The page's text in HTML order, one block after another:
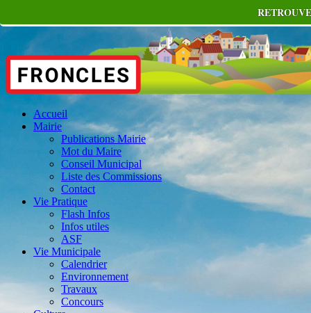
Accueil
Mairie
Publications Mairie
Mot du Maire
Conseil Municipal
Liste des Commissions
Contact
Vie Pratique
Flash Infos
Infos utiles
ASF
Vie Municipale
Calendrier
Environnement
Travaux
Concours